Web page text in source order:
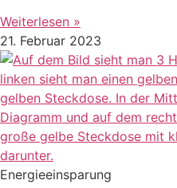
Weiterlesen »
21. Februar 2023
Energieeinsparung